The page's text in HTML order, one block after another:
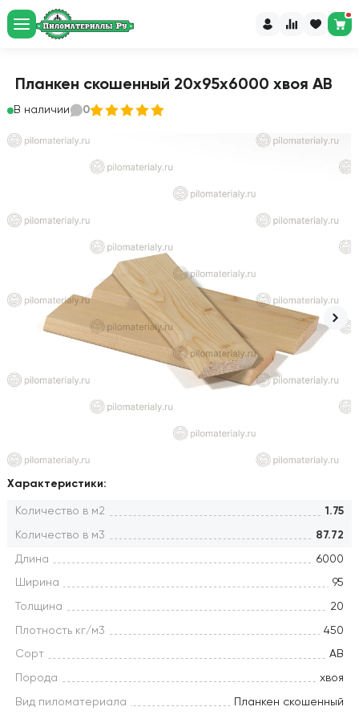
Планкен скошенный 20х95х6000 хвоя АВ
В наличии 0
Характеристики:
Количество в м2 1.75
Количество в м3 87.72
Длина 6000
Ширина 95
Толщина 20
Плотность кг/м3 450
Сорт АВ
Порода хвоя
Вид пиломатериала Планкен скошенный